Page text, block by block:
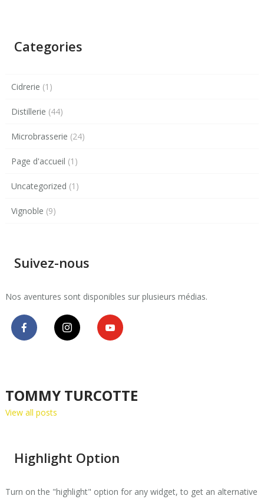
Categories
Cidrerie (1)
Distillerie (44)
Microbrasserie (24)
Page d'accueil (1)
Uncategorized (1)
Vignoble (9)
Suivez-nous
Nos aventures sont disponibles sur plusieurs médias.
TOMMY TURCOTTE
View all posts
Highlight Option
Turn on the "highlight" option for any widget, to get an alternative